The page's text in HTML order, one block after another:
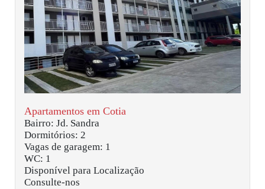
Apartamentos em Cotia
Bairro: Jd. Sandra
Dormitórios: 2
Vagas de garagem: 1
WC: 1
Disponível para Localização
Consulte-nos